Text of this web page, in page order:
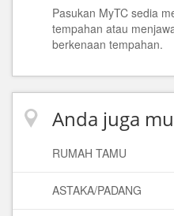
Pasukan MyTC sedia
tempahan atau
berkenaan tempahan.
Anda juga
RUMAH TAMU
ASTAKA/PADANG